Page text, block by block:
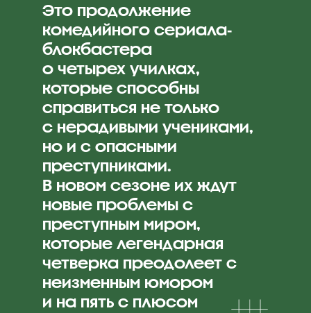
Это продолжение
комедийного сериала-
блокбастера
о четырех училках,
которые способны
справиться не только
с нерадивыми учениками,
но и с опасными
преступниками.
В новом сезоне их ждут
новые проблемы с
преступным миром,
которые легендарная
четверка преодолеет с
неизменным юмором
и на пять с плюсом